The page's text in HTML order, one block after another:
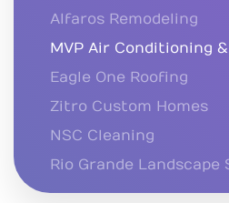
Alfaros Remodeling
MVP Air Conditioning
Eagle One Roofing
Zitro Custom Homes
NSC Cleaning
Rio Grande Landscape